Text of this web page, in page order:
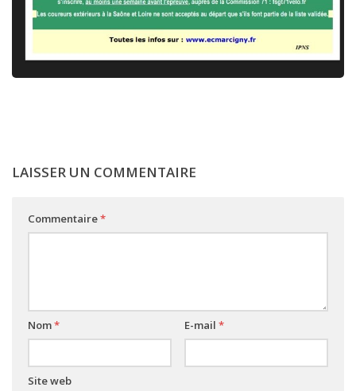
LAISSER UN COMMENTAIRE
Commentaire*
Nom* E-mail *
Site web